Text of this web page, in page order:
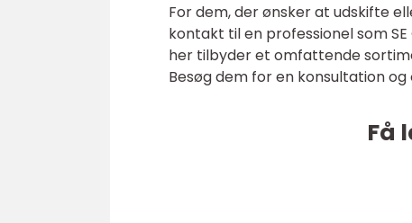
For dem, der ønsker at udskifte
kontakt til en professionel som
her tilbyder et omfattende
Besøg dem for en konsultation
Få